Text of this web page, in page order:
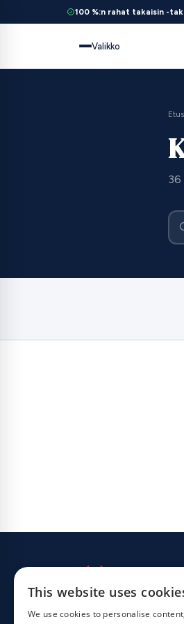
100 %:n rahat takaisin -
Valikko
36
toimittaja. Yli miljoona asiakasta
This website uses
We use cookies to personalise